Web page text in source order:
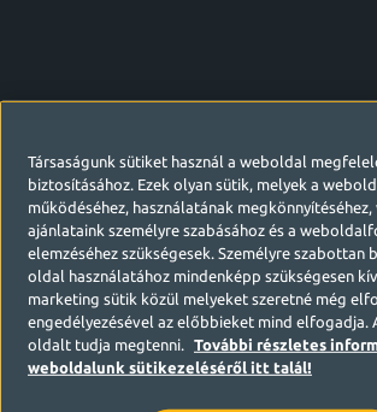
Társaságunk sütiket használ a weboldal
biztosításához. Ezek olyan sütik, melyek a
működéséhez, használatának
ajánlataink személyre szabásához és a
elemzéséhez szükségesek. Személyre szabottan
oldal használatához mindenképp szükségesen
marketing sütik közül melyeket szeretné még
engedélyezésével az előbbieket mind elfogadja.
oldalt tudja megtenni.
További részletes
weboldalunk sütikezeléséről itt talál!